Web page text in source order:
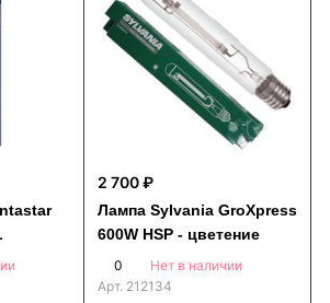
2 700 ₽
Лампа Sylvania GroXpress
600W HSP - цветение
0
Нет в наличии
Арт. 212134